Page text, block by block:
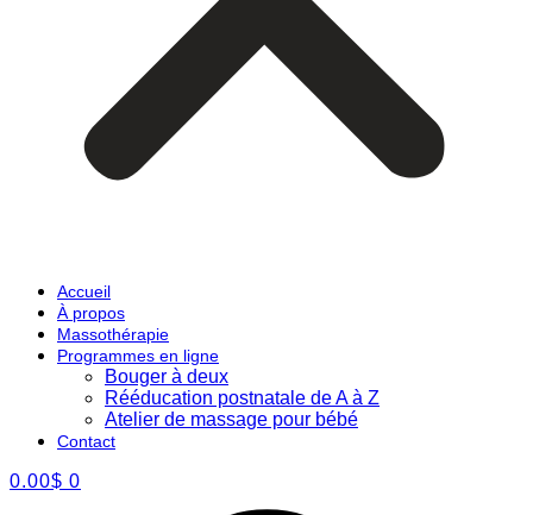
Accueil
À propos
Massothérapie
Programmes en ligne
Bouger à deux
Rééducation postnatale de A à Z
Atelier de massage pour bébé
Contact
0.00$ 0